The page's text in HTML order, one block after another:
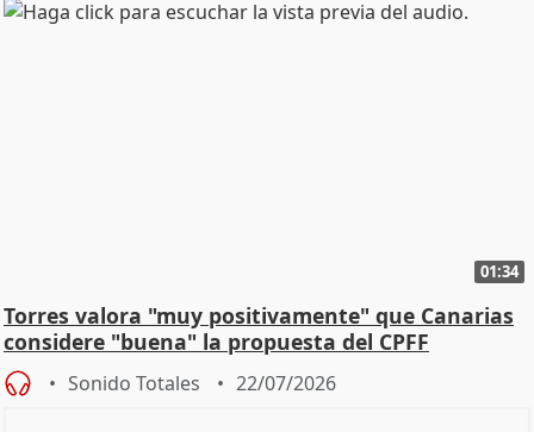
01:34
Torres valora "muy positivamente" que Canarias
considere "buena" la propuesta del CPFF
Sonido Totales 22/07/2026